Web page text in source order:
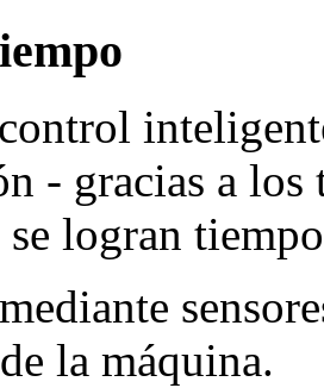
- gracias a
se logran
la máquina.